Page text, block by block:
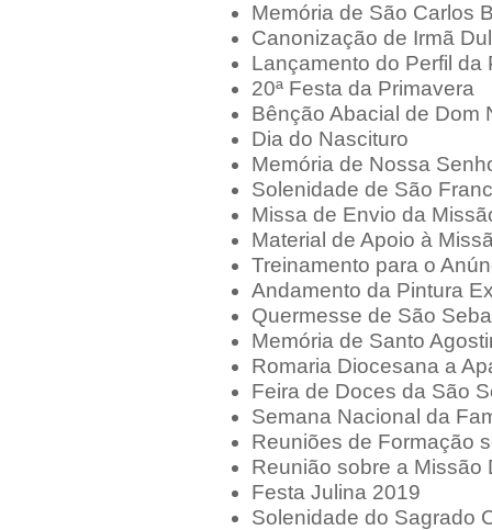
Memória de São Carlos
Canonização de Irmã
Lançamento do Perfil da
20ª Festa da Primavera
Bênção Abacial de Dom
Dia do Nascituro
Memória de Nossa
Solenidade de São
Missa de Envio da
Material de Apoio à
Treinamento para o
Andamento da Pintura
Quermesse de São
Memória de Santo
Romaria Diocesana a
Feira de Doces da São
Semana Nacional da
Reuniões de Formação
Reunião sobre a Missão
Festa Julina 2019
Solenidade do Sagrado